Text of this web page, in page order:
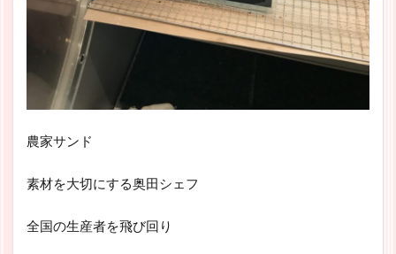
農家サンド
素材を大切にする奥田シェフ
全国の生産者を飛び回り